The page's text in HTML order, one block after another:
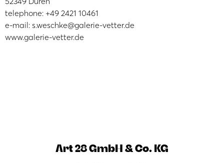
telephone: +49 2421 10461
e-mail: s.weschke@galerie-vetter.de
www.galerie-vetter.de
Art 28 GmbH & Co. KG